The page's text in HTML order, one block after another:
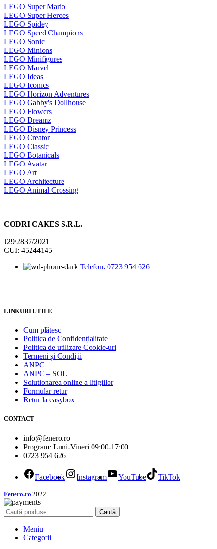
LEGO Super Mario
LEGO Super Heroes
LEGO Spidey
LEGO Speed Champions
LEGO Sonic
LEGO Minions
LEGO Minifigures
LEGO Marvel
LEGO Ideas
LEGO Iconics
LEGO Horizon Adventures
LEGO Gabby's Dollhouse
LEGO Flowers
LEGO Dreamz
LEGO Disney Princess
LEGO Creator
LEGO Classic
LEGO Botanicals
LEGO Avatar
LEGO Art
LEGO Architecture
LEGO Animal Crossing
CODRI CAKES S.R.L.
J29/2837/2021
CUI: 45244145
Telefon: 0723 954 626
LINKURI UTILE
Cum plătesc
Politica de Confidențialitate
Politica de utilizare Cookie-uri
Termeni și Condiții
ANPC
ANPC – SOL
Solutionarea online a litigiilor
Formular retur
Retur la easybox
CONTACT
info@fenero.ro
Program: Luni-Vineri 09:00-17:00
0723 954 626
Facebook Instagram YouTube TikTok
Fenero.ro 2022
Caută
Meniu
Categorii